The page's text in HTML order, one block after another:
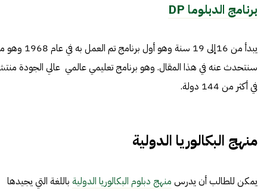
برنامج الدبلوما DP
يبدأ من 16إلى 19 سنة وهو أول برنامج تم العمل به في
سنتحدث عنه في هذا المقال. وهو برنامج تعليمي عالمي عالي الجودة
في أكثر من 144 دولة.
منهج البكالوريا الدولية
يمكن للطالب أن يدرس منهج دبلوم البكالوريا الدولية باللغة التي يجيدها